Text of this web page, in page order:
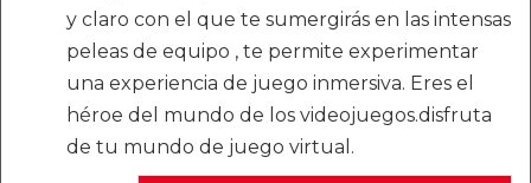
y claro con el que te sumergirás en las intensas
peleas de equipo , te permite experimentar
una experiencia de juego inmersiva. Eres el
héroe del mundo de los videojuegos.disfruta
de tu mundo de juego virtual.